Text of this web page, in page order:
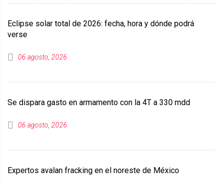
Eclipse solar total de 2026: fecha, hora y dónde podrá
verse
06 agosto, 2026
Se dispara gasto en armamento con la 4T a 330 mdd
06 agosto, 2026
Expertos avalan fracking en el noreste de México